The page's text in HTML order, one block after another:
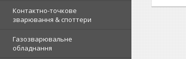
Контактно-точкове
зварювання & споттери
Газозварювальне
обладнання